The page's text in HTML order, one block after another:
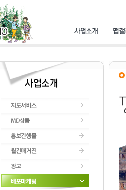
지도서비스
MD상품
홍보간행물
월간매거진
광고